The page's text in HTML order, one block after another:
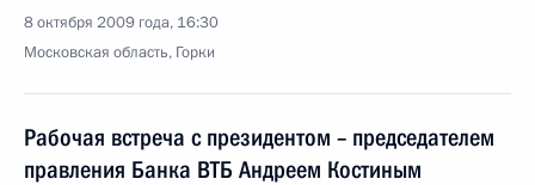
8 октября 2009 года, 16:30
Московская область, Горки
Рабочая встреча с президентом – председателем
правления Банка ВТБ Андреем Костиным